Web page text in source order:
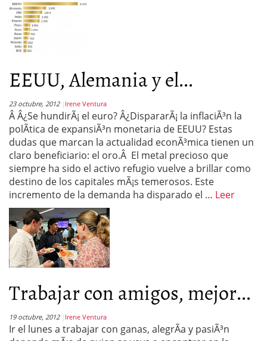
EEUU, Alemania y el...
23 octubre, 2012 Irene Ventura
Â Â¿Se hundirÃ¡ el euro? Â¿DispararÃ¡ la inflaciÃ³n la
polÃ­tica de expansiÃ³n monetaria de EEUU? Estas
dudas que marcan la actualidad econÃ³mica tienen un
claro beneficiario: el oro.Â El metal precioso que
siempre ha sido el activo refugio vuelve a brillar como
destino de los capitales mÃ¡s temerosos. Este
incremento de la demanda ha disparado el … Leer
Trabajar con amigos, mejor...
19 octubre, 2012 Irene Ventura
Ir el lunes a trabajar con ganas, alegrÃ­a y pasiÃ³n